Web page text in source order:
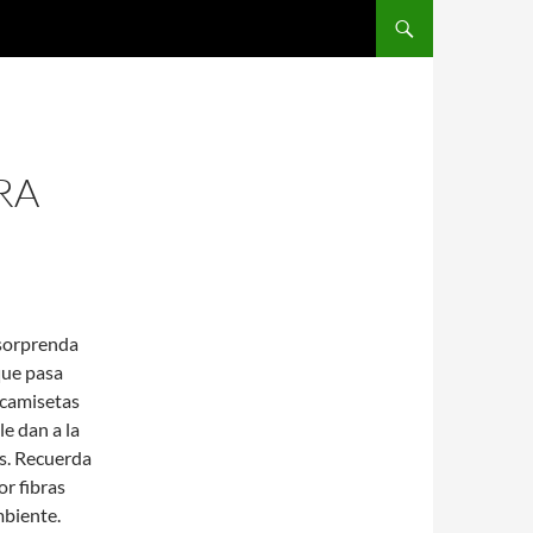
pasa
dan a la
Recuerda
fibras